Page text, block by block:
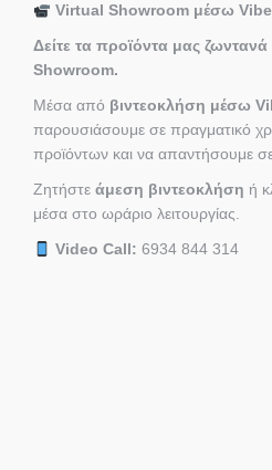
Virtual Showroom μέσω
Δείτε τα προϊόντα μας
Showroom.
Μέσα από βιντεοκλήση μέσω
παρουσιάσουμε σε πραγματικό
προϊόντων και να απαντήσουμε
Ζητήστε άμεση βιντεοκλήση ή
μέσα στο ωράριο λειτουργίας.
Video Call: 6934 844 314